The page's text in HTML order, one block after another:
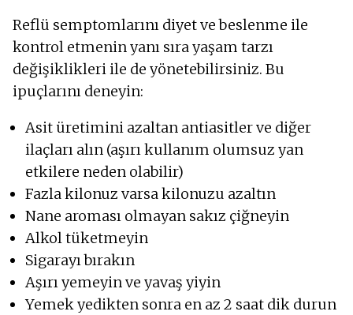
Reflü semptomlarını diyet ve beslenme ile
kontrol etmenin yanı sıra yaşam tarzı
değişiklikleri ile de yönetebilirsiniz. Bu
ipuçlarını deneyin:
Asit üretimini azaltan antiasitler ve diğer
ilaçları alın (aşırı kullanım olumsuz yan
etkilere neden olabilir)
Fazla kilonuz varsa kilonuzu azaltın
Nane aroması olmayan sakız çiğneyin
Alkol tüketmeyin
Sigarayı bırakın
Aşırı yemeyin ve yavaş yiyin
Yemek yedikten sonra en az 2 saat dik durun